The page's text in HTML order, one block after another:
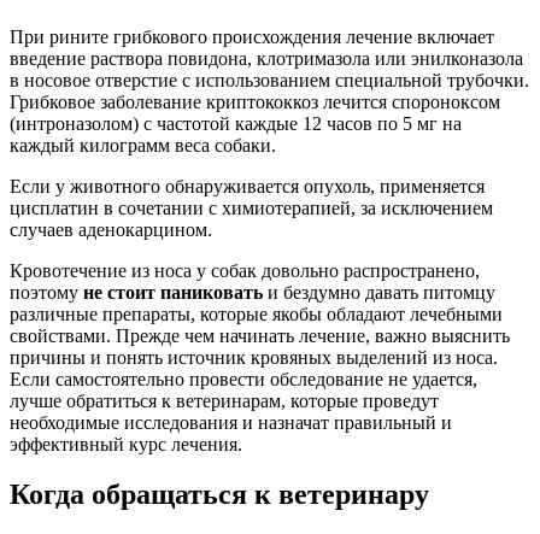
При рините грибкового происхождения лечение включает
введение раствора повидона, клотримазола или энилконазола
в носовое отверстие с использованием специальной трубочки.
Грибковое заболевание криптококкоз лечится спороноксом
(интроназолом) с частотой каждые 12 часов по 5 мг на
каждый килограмм веса собаки.
Если у животного обнаруживается опухоль, применяется
цисплатин в сочетании с химиотерапией, за исключением
случаев аденокарцином.
Кровотечение из носа у собак довольно распространено,
поэтому не стоит паниковать и бездумно давать питомцу
различные препараты, которые якобы обладают лечебными
свойствами. Прежде чем начинать лечение, важно выяснить
причины и понять источник кровяных выделений из носа.
Если самостоятельно провести обследование не удается,
лучше обратиться к ветеринарам, которые проведут
необходимые исследования и назначат правильный и
эффективный курс лечения.
Когда обращаться к ветеринару